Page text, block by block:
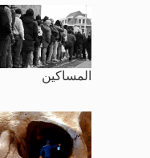
المساكين